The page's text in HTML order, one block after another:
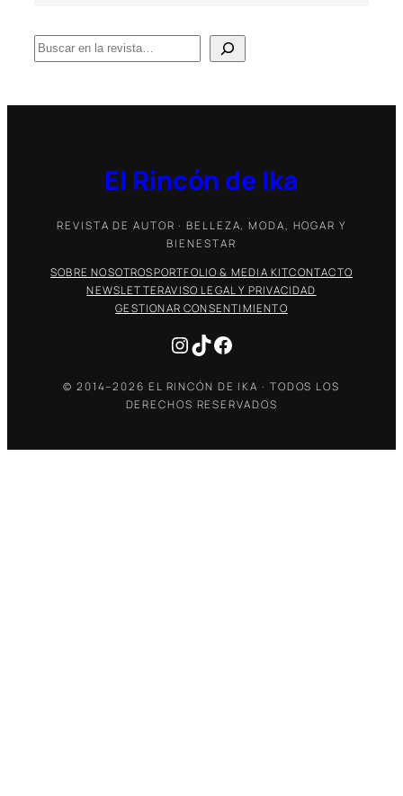
B
u
c
El Rincón de Ika
REVISTA DE AUTOR · BELLEZA, MODA, HOGAR Y
BIENESTAR
SOBRE NOSOTROSPORTFOLIO & MEDIA KITCONTACTO
NEWSLETTERAVISO LEGAL Y PRIVACIDAD
GESTIONAR CONSENTIMIENTO
Instagram
TikTokFacebook
© 2014–2026 EL RINCÓN DE IKA · TODOS LOS
DERECHOS RESERVADOS